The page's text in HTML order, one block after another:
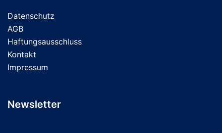
Datenschutz
AGB
Haftungsausschluss
Kontakt
Impressum
Newsletter